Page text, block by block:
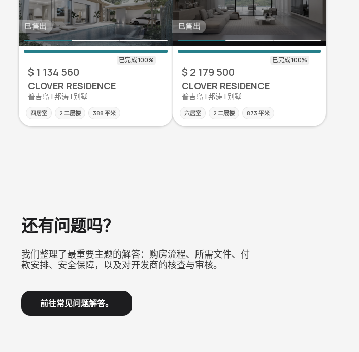
已售出
$ 1 134 560
CLOVER RESIDENCE
普吉岛 | 邦涛 | 别墅
四居室 2 二层楼 388 平米
已售出
$ 2 179 500
CLOVER RESIDENCE
普吉岛 | 邦涛 | 别墅
六居室 2 二层楼 873 平米
还有问题吗？
我们整理了最重要主题的解答：购房流程、所需文件、付
款安排、安全保障，以及对开发商的核查与审核。
前往常见问题解答。